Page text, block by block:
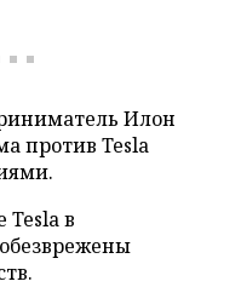
Илон
против Tesla
Tesla в